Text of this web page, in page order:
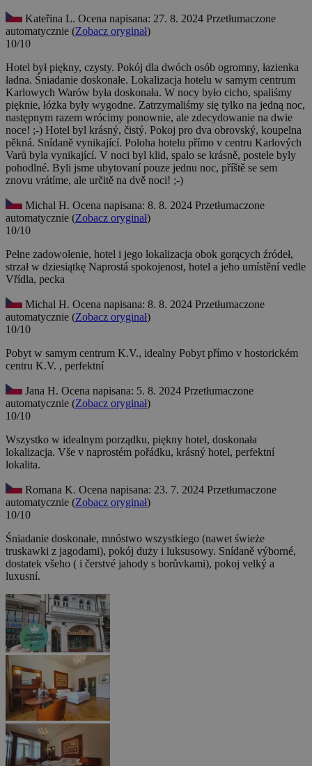
Kateřina L. Ocena napisana: 27. 8. 2024 Przetłumaczone
automatycznie (Zobacz oryginał)
10/10
Hotel był piękny, czysty. Pokój dla dwóch osób ogromny, łazienka
ładna. Śniadanie doskonałe. Lokalizacja hotelu w samym centrum
Karlowych Warów była doskonała. W nocy było cicho, spaliśmy
pięknie, łóżka były wygodne. Zatrzymaliśmy się tylko na jedną noc,
następnym razem wrócimy ponownie, ale zdecydowanie na dwie
noce! ;-) Hotel byl krásný, čistý. Pokoj pro dva obrovský, koupelna
pěkná. Snídaně vynikající. Poloha hotelu přímo v centru Karlových
Varů byla vynikající. V noci byl klid, spalo se krásně, postele byly
pohodlné. Byli jsme ubytovaní pouze jednu noc, příště se sem
znovu vrátíme, ale určitě na dvě noci! ;-)
Michal H. Ocena napisana: 8. 8. 2024 Przetłumaczone
automatycznie (Zobacz oryginał)
10/10
Pełne zadowolenie, hotel i jego lokalizacja obok gorących źródeł,
strzał w dziesiątkę Naprostá spokojenost, hotel a jeho umístění vedle
Vřídla, pecka
Michal H. Ocena napisana: 8. 8. 2024 Przetłumaczone
automatycznie (Zobacz oryginał)
10/10
Pobyt w samym centrum K.V., idealny Pobyt přímo v hostorickém
centru K.V. , perfektní
Jana H. Ocena napisana: 5. 8. 2024 Przetłumaczone
automatycznie (Zobacz oryginał)
10/10
Wszystko w idealnym porządku, piękny hotel, doskonała
lokalizacja. Vše v naprostém pořádku, krásný hotel, perfektní
lokalita.
Romana K. Ocena napisana: 23. 7. 2024 Przetłumaczone
automatycznie (Zobacz oryginał)
10/10
Śniadanie doskonałe, mnóstwo wszystkiego (nawet świeże
truskawki z jagodami), pokój duży i luksusowy. Snídaně výborné,
dostatek všeho ( i čerstvé jahody s borůvkami), pokoj velký a
luxusní.